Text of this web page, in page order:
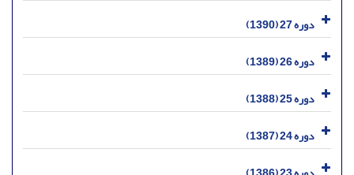
دوره 27 (1390)
دوره 26 (1389)
دوره 25 (1388)
دوره 24 (1387)